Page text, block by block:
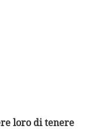
loro di tenere